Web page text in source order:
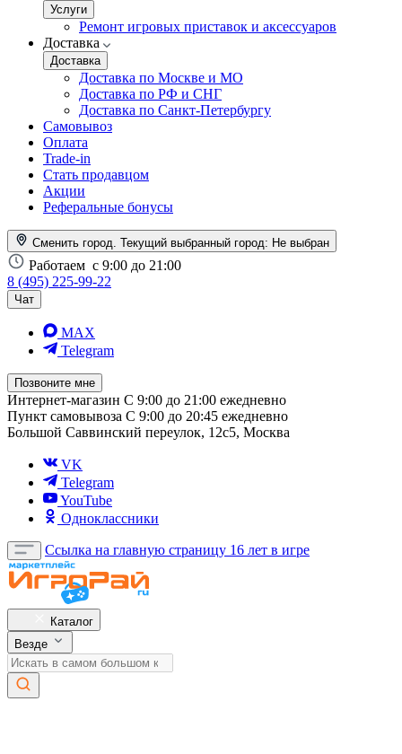
Услуги
Ремонт игровых приставок и аксессуаров
Доставка
Доставка
Доставка по Москве и МО
Доставка по РФ и СНГ
Доставка по Санкт-Петербургу
Самовывоз
Оплата
Trade-in
Стать продавцом
Акции
Реферальные бонусы
Сменить город. Текущий выбранный город: Не выбран
Работаем с 9:00 до 21:00
8 (495) 225-99-22
Чат
MAX
Telegram
Позвоните мне
Интернет-магазин С 9:00 до 21:00 ежедневно
Пункт самовывоза С 9:00 до 20:45 ежедневно
Большой Саввинский переулок, 12с5, Москва
VK
Telegram
YouTube
Одноклассники
Ссылка на главную страницу 16 лет в игре
Каталог
Везде